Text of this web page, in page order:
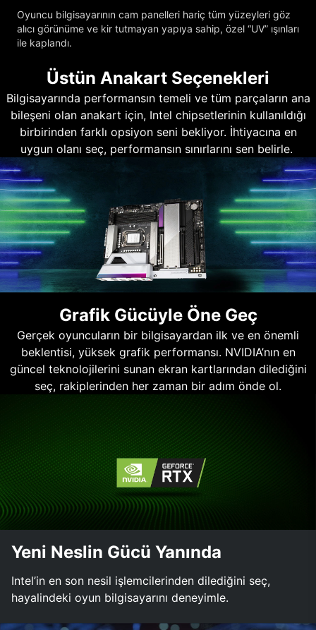
Oyuncu bilgisayarının cam panelleri hariç tüm yüzeyleri göz
alıcı görünüme ve kir tutmayan yapıya sahip, özel “UV” ışınları
ile kaplandı.
Üstün Anakart Seçenekleri
Bilgisayarında performansın temeli ve tüm parçaların ana
bileşeni olan anakart için, Intel chipsetlerinin kullanıldığı
birbirinden farklı opsiyon seni bekliyor. İhtiyacına en
uygun olanı seç, performansın sınırlarını sen belirle.
Grafik Gücüyle Öne Geç
Gerçek oyuncuların bir bilgisayardan ilk ve en önemli
beklentisi, yüksek grafik performansı. NVIDIA’nın en
güncel teknolojilerini sunan ekran kartlarından dilediğini
seç, rakiplerinden her zaman bir adım önde ol.
Yeni Neslin Gücü Yanında
Intel’in en son nesil işlemcilerinden dilediğini seç,
hayalindeki oyun bilgisayarını deneyimle.